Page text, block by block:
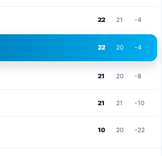
22 21 -4
22 20 -4
21 20 -8
21 21 -10
10 20 -22